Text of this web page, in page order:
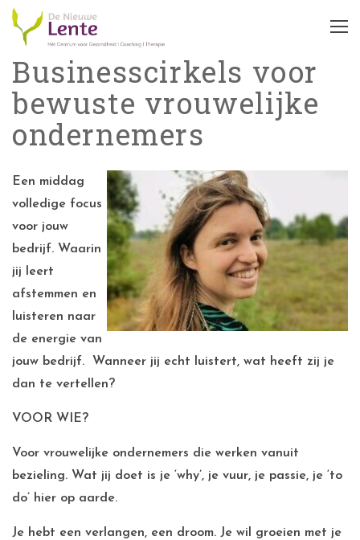
Businesscirkels voor
bewuste vrouwelijke
ondernemers
Een middag
volledige focus
voor jouw
bedrijf. Waarin
jij leert
afstemmen en
luisteren naar
de energie van
jouw bedrijf. Wanneer jij echt luistert, wat heeft zij je
dan te vertellen?
VOOR WIE?
Voor vrouwelijke ondernemers die werken vanuit
bezieling. Wat jij doet is je ‘why’, je vuur, je passie, je ‘to
do’ hier op aarde.
Je hebt een verlangen, een droom. Je wil groeien met je